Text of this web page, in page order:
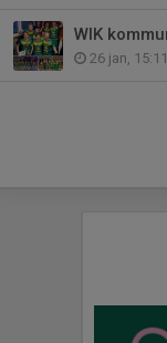
WIK
26 jan, 15:11